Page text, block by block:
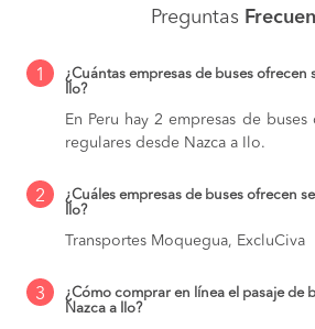
Preguntas
1
¿Cuántas empresas de buses ofrecen
Ilo?
En Peru hay 2 empresas de
regulares desde Nazca a Ilo.
2
¿Cuáles empresas de buses ofrecen
Ilo?
Transportes Moquegua, ExcluCiva
3
¿Cómo comprar en línea el pasaje de
Nazca a Ilo?